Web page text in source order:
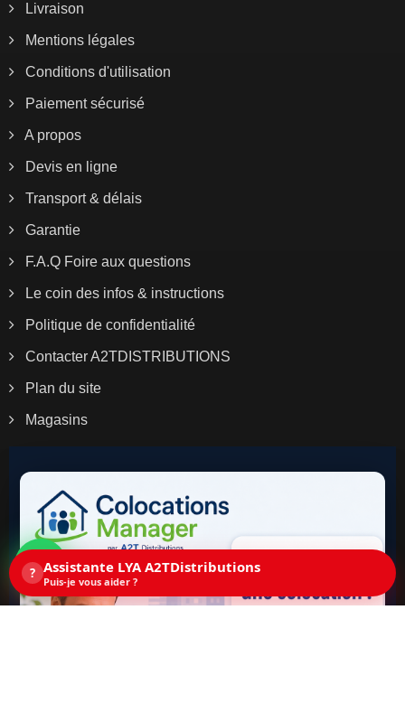
? Assistante LYA A2TDistributions
Puis-je vous aider ?
Livraison
Mentions légales
Conditions d'utilisation
Paiement sécurisé
A propos
Devis en ligne
Transport & délais
Garantie
F.A.Q Foire aux questions
Le coin des infos & instructions
Politique de confidentialité
Contacter A2TDISTRIBUTIONS
Plan du site
Magasins